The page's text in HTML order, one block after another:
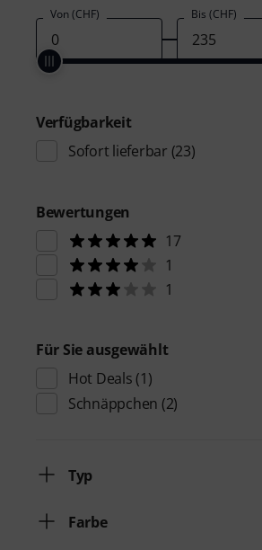
Von (CHF) Bis (CHF)
Verfügbarkeit
Sofort lieferbar (23)
Bewertungen
17
1
1
Für Sie ausgewählt
Hot Deals (1)
Schnäppchen (2)
Typ
Farbe